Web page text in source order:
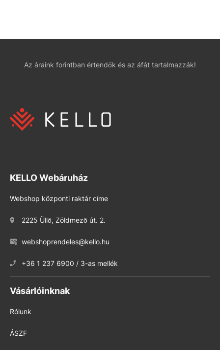
Az áraink forintban értendők és az áfát tartalmazzák!
KELLO Webáruház
Webshop központi raktár címe
2225 Üllő, Zöldmező út. 2.
webshoprendeles@kello.hu
+36 1 237 6900 / 3-as mellék
Vásárlóinknak
Rólunk
ÁSZF